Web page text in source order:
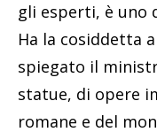
gli esperti, è uno
Ha la cosiddetta
spiegato il
statue, di opere
romane e del